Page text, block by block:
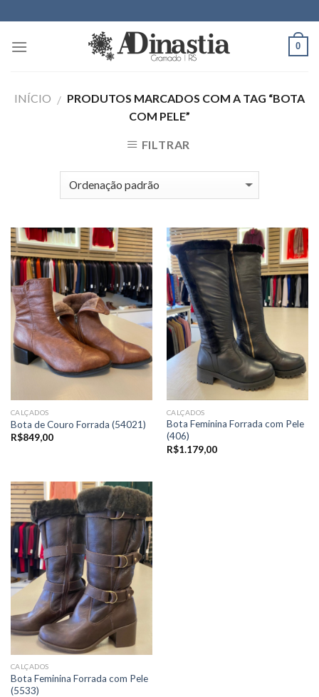
to
content
0
INÍCIO / PRODUTOS MARCADOS COM A TAG “BOTA
COM PELE”
FILTRAR
CALÇADOS
Bota de Couro Forrada (54021)
R$849,00
CALÇADOS
Bota Feminina Forrada com Pele
(406)
R$1.179,00
CALÇADOS
Bota Feminina Forrada com Pele
(5533)